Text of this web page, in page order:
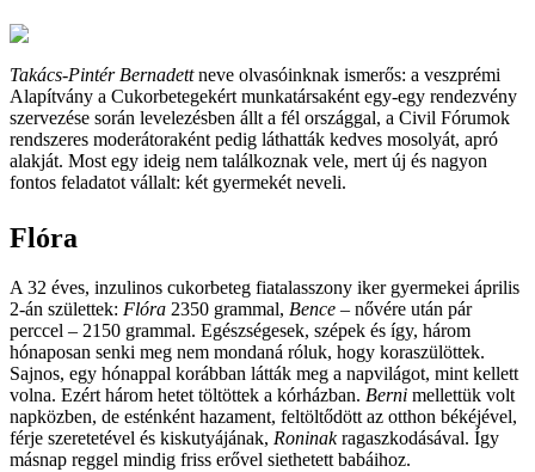
Takács-Pintér Bernadettneve olvasóinknak ismerős: a veszprémi
Alapítvány a Cukorbetegekért munkatársaként egy-egy rendezvény
szervezése során levelezésben állt a fél országgal, a Civil Fórumok
rendszeres moderátoraként pedig láthatták kedves mosolyát, apró
alakját. Most egy ideig nem találkoznak vele, mert új és nagyon
fontos feladatot vállalt: két gyermekét neveli.
Flóra
A 32 éves, inzulinos cukorbeteg fiatalasszony iker gyermekei április
2-án születtek: Flóra 2350 grammal, Bence – nővére után pár
perccel – 2150 grammal. Egészségesek, szépek és így, három
hónaposan senki meg nem mondaná róluk, hogy koraszülöttek.
Sajnos, egy hónappal korábban látták meg a napvilágot, mint kellett
volna. Ezért három hetet töltöttek a kórházban. Berni mellettük volt
napközben, de esténként hazament, feltöltődött az otthon békéjével,
férje szeretetével és kiskutyájának, Roninakragaszkodásával. Így
másnap reggel mindig friss erővel siethetett babáihoz.